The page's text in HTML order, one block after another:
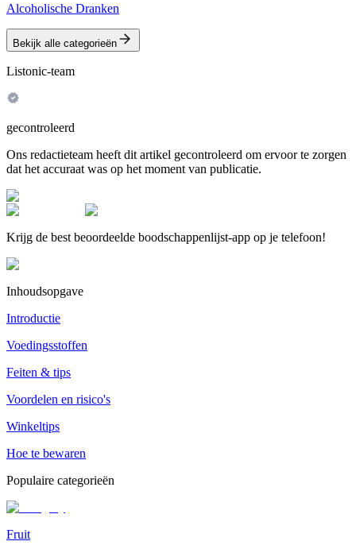
Alcoholische Dranken
Bekijk alle categorieën
Listonic-team
gecontroleerd
Ons redactieteam heeft dit artikel gecontroleerd om ervoor te zorgen
dat het accuraat was op het moment van publicatie.
Krijg de best beoordeelde boodschappenlijst-app op je telefoon!
Inhoudsopgave
Introductie
Voedingsstoffen
Feiten & tips
Voordelen en risico's
Winkeltips
Hoe te bewaren
Populaire categorieën
Fruit